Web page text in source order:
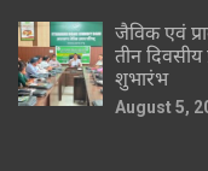
जैविक एवं
तीन
शुभारंभ
August 5,